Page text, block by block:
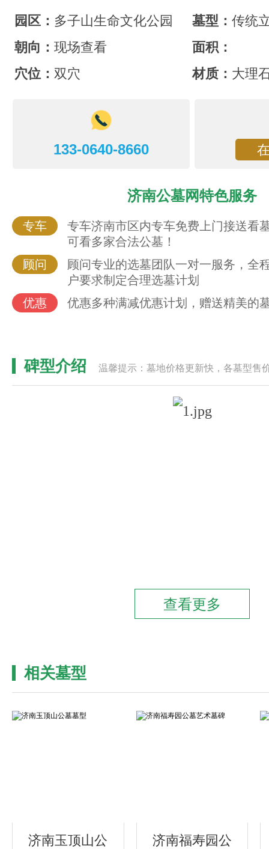
园区： 多子山生命文化公园 墓型： 传统
朝向： 现场查看
面积：
穴位： 双穴 材质： 大理
133-0640-8660
济南公墓网特色服务
专车
专车济南市区内专车免费上门接送看
可看多家合法公墓！
顾问
顾问专业的选墓团队一对一服务，全
户要求制定合理选墓计划
优惠
优惠多种满减优惠计划，赠送精美的
碑型介绍 温馨提示：墓地价格更新快，各墓型售
相关墓型
济南玉顶山公 济南福寿园公